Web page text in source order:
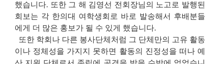
했습니다. 또한 그 해 김영선 전회장님의 노고로 발행된
회보는 각 한의대 여학생회로 바로 발송해서 후배분들
에게 더 많은 홍보가 될 수 있게 했습니다.
또한 학회나 다른 봉사단체처럼 그 단체만의 고유 활동
이나 정체성을 가지지 못하면 활동의 진정성을 떠나 예